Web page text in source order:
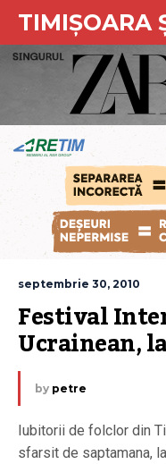
TIMIȘOARA
septembrie 30, 2010
Festival
Ucrainean,
by petre
Iubitorii de folclor din
sfarsit de saptamana,